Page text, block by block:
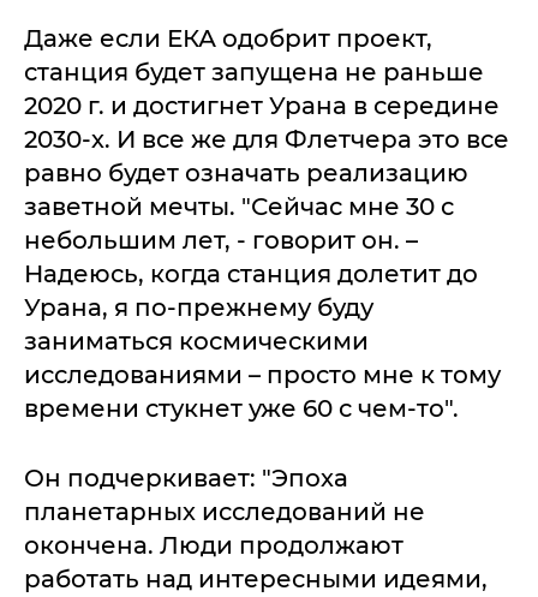
Даже если ЕКА одобрит проект,
станция будет запущена не раньше
2020 г. и достигнет Урана в середине
2030-х. И все же для Флетчера это все
равно будет означать реализацию
заветной мечты. "Сейчас мне 30 с
небольшим лет, - говорит он. –
Надеюсь, когда станция долетит до
Урана, я по-прежнему буду
заниматься космическими
исследованиями – просто мне к тому
времени стукнет уже 60 с чем-то".
Он подчеркивает: "Эпоха
планетарных исследований не
окончена. Люди продолжают
работать над интересными идеями,